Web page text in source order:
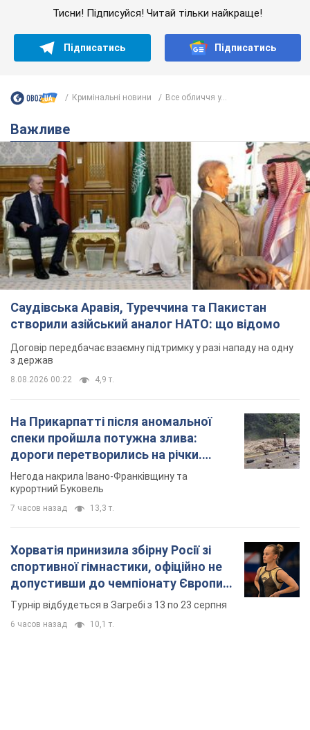
Тисни! Підписуйся! Читай тільки найкраще!
Підписатись Підписатись
Кримінальні новини Все обличчя у...
Важливе
Саудівська Аравія, Туреччина та Пакистан
створили азійський аналог НАТО: що відомо
Договір передбачає взаємну підтримку у разі нападу на одну
з держав
8.08.2026 00:22 4,9 т.
На Прикарпатті після аномальної
спеки пройшла потужна злива:
дороги перетворились на річки.
Відео
Негода накрила Івано-Франківщину та
курортний Буковель
7 часов назад 13,3 т.
Хорватія принизила збірну Росії зі
спортивної гімнастики, офіційно не
допустивши до чемпіонату Європи
основних спортсменів
Турнір відбудеться в Загребі з 13 по 23 серпня
6 часов назад 10,1 т.